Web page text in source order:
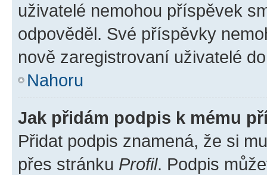
uživatelé nemohou příspěvek
odpověděl. Své příspěvky
nově zaregistrovaní uživatelé
Nahoru
Jak přidám podpis k mému
Přidat podpis znamená, že si
přes stránku Profil. Podpis